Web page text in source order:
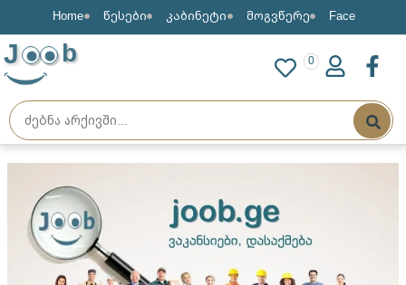
Home წესები კაბინეტი მოგვწერე Face
J b 0